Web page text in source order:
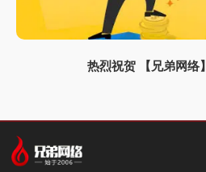
热烈祝贺 【兄弟网络